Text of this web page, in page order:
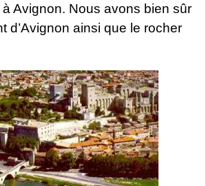
Avignon. Nous avons bien sûr
d’Avignon ainsi que le rocher